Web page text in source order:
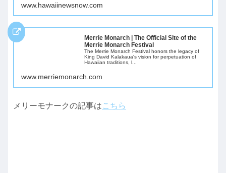
www.hawaiinewsnow.com
Merrie Monarch | The Official Site of the
Merrie Monarch Festival
The Merrie Monarch Festival honors the legacy of
King David Kalakaua's vision for perpetuation of
Hawaiian traditions, l...
www.merriemonarch.com
メリーモナークの記事はこちら